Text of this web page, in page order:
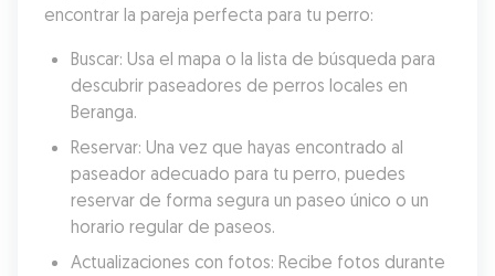
encontrar la pareja perfecta para tu perro:
Buscar: Usa el mapa o la lista de búsqueda para
descubrir paseadores de perros locales en
Beranga.
Reservar: Una vez que hayas encontrado al
paseador adecuado para tu perro, puedes
reservar de forma segura un paseo único o un
horario regular de paseos.
Actualizaciones con fotos: Recibe fotos durante